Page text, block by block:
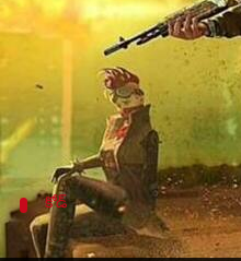
Garena సెప్టెంబర్
డెవలపర్‌లు 12-
ఫ్రీ ఫైర్ మాక్స్
18 గంటల లోపల
కోడ్
గేమ్ లోని వివిధ